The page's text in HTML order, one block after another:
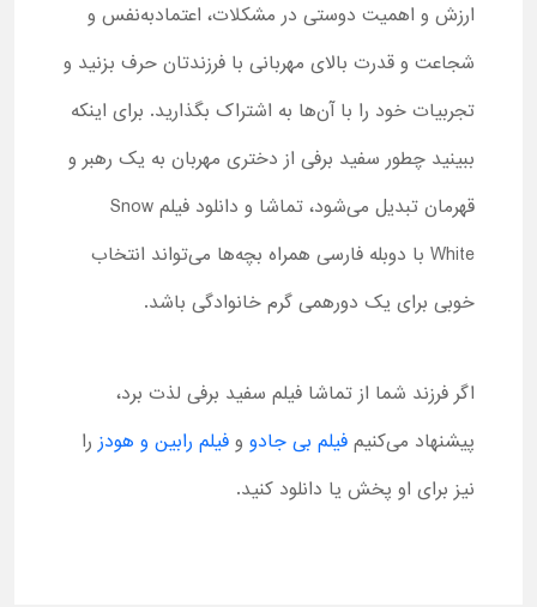
ارزش و اهمیت دوستی در مشکلات، اعتمادبه‌نفس و
شجاعت و قدرت بالای مهربانی با فرزندتان حرف بزنید و
تجربیات خود را با آن‌ها به اشتراک بگذارید. برای اینکه
ببینید چطور سفید برفی از دختری مهربان به یک رهبر و
قهرمان تبدیل می‌شود، تماشا و دانلود فیلم Snow
White با دوبله فارسی همراه بچه‌ها می‌تواند انتخاب
خوبی برای یک دورهمی گرم خانوادگی باشد.
اگر فرزند شما از تماشا فیلم سفید برفی لذت برد،
پیشنهاد می‌کنیم فیلم بی جادو و فیلم رابین و هودز را
نیز برای او پخش یا دانلود کنید.